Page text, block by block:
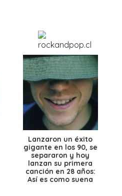
Lanzaron un éxito
gigante en los 90, se
separaron y hoy
lanzan su primera
canción en 28 años:
Así es como suena